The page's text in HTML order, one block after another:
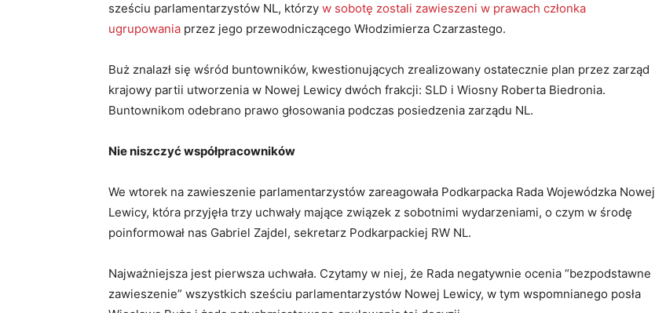
sześciu parlamentarzystów NL, którzy w sobotę zostali zawieszeni w prawach członka
ugrupowania przez jego przewodniczącego Włodzimierza Czarzastego.
Buż znalazł się wśród buntowników, kwestionujących zrealizowany ostatecznie plan przez zarząd
krajowy partii utworzenia w Nowej Lewicy dwóch frakcji: SLD i Wiosny Roberta Biedronia.
Buntownikom odebrano prawo głosowania podczas posiedzenia zarządu NL.
Nie niszczyć współpracowników
We wtorek na zawieszenie parlamentarzystów zareagowała Podkarpacka Rada Wojewódzka Nowej
Lewicy, która przyjęła trzy uchwały mające związek z sobotnimi wydarzeniami, o czym w środę
poinformował nas Gabriel Zajdel, sekretarz Podkarpackiej RW NL.
Najważniejsza jest pierwsza uchwała. Czytamy w niej, że Rada negatywnie ocenia “bezpodstawne
zawieszenie” wszystkich sześciu parlamentarzystów Nowej Lewicy, w tym wspomnianego posła